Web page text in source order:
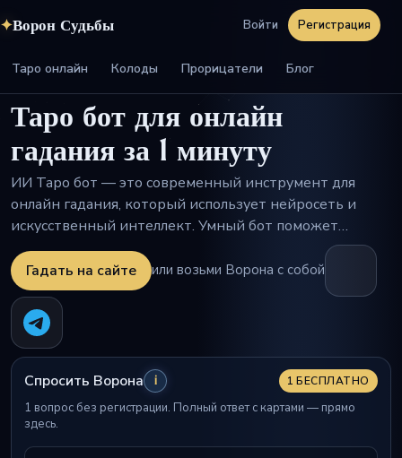
✦Ворон Судьбы
Таро онлайн Колоды Прорицатели Блог
Войти Регистрация
Таро бот для онлайн
гадания за 1 минуту
ИИ Таро бот — это современный инструмент для
онлайн гадания, который использует нейросеть и
искусственный интеллект. Умный бот поможет
сделать точный расклад на будущее,
проанализировать сложные отношения и найти ответ
на любой волнующий вопрос. Каждая карта и старший
аркан имеют глубокое значение, а искусственный
интеллект мгновенно выполняет детальную
расшифровку. Получите бесплатный расклад, узнайте
свое предсказание и что приготовила вам судьба уже
сейчас.
Гадать на сайте или возьми Ворона с собой
Спросить Ворона i 1 БЕСПЛАТНО
1 вопрос без регистрации. Полный ответ с картами — прямо
здесь.